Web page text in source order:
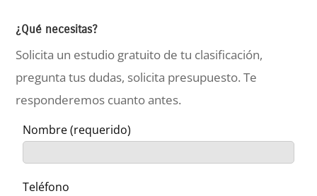
¿Qué necesitas?
Solicita un estudio gratuito de tu clasificación,
pregunta tus dudas, solicita presupuesto. Te
responderemos cuanto antes.
Nombre (requerido)
Teléfono